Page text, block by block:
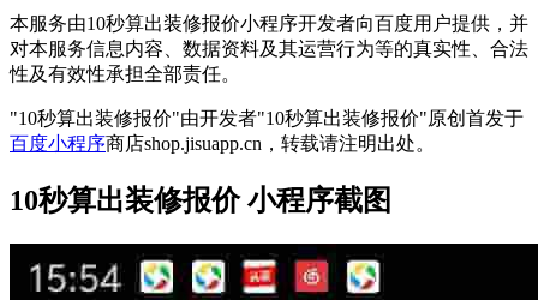
本服务由10秒算出装修报价小程序开发者向百度用户提供，并
对本服务信息内容、数据资料及其运营行为等的真实性、合法
性及有效性承担全部责任。
"10秒算出装修报价"由开发者"10秒算出装修报价"原创首发于
百度小程序商店shop.jisuapp.cn，转载请注明出处。
10秒算出装修报价 小程序截图